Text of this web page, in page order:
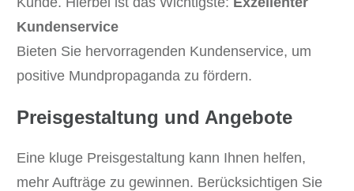
Kundenservice
Bieten Sie hervorragenden Kundenservice, um
positive Mundpropaganda zu fördern.
Preisgestaltung und Angebote
Eine kluge Preisgestaltung kann Ihnen helfen,
mehr Aufträge zu gewinnen. Berücksichtigen Sie